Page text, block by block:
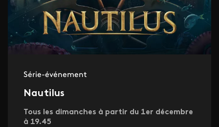
Série-événement
Nautilus
Tous les dimanches à partir du 1er décembre
à 19.45